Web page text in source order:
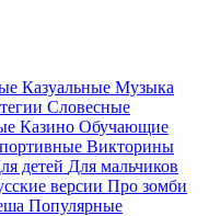
Казуальные Музыка
Словесные
Казино Обучающие
Викторины
детей Для мальчиков
версии Про зомби
Популярные